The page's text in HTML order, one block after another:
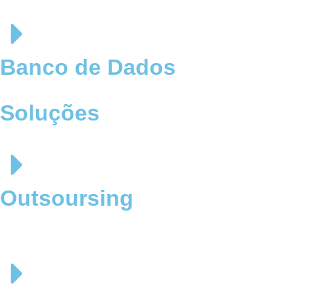
Banco de Dados
Soluções
Outsoursing